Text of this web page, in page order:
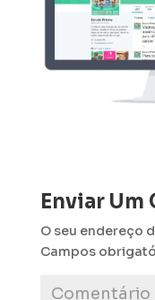
Enviar
O seu endereço
Campos